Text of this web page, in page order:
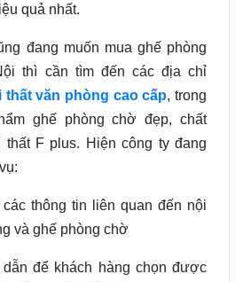
quả nhất.
đang muốn mua ghế phòng
thì cần tìm đến các địa chỉ
thất văn phòng cao cấp, trong
ghế phòng chờ đẹp, chất
F plus. Hiện công ty đang
thông tin liên quan đến nội
và ghế phòng chờ
để khách hàng chọn được